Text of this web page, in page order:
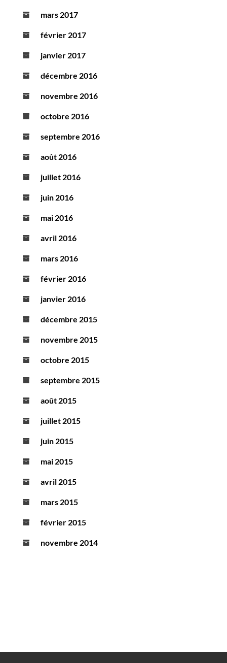
mars 2017
février 2017
janvier 2017
décembre 2016
novembre 2016
octobre 2016
septembre 2016
août 2016
juillet 2016
juin 2016
mai 2016
avril 2016
mars 2016
février 2016
janvier 2016
décembre 2015
novembre 2015
octobre 2015
septembre 2015
août 2015
juillet 2015
juin 2015
mai 2015
avril 2015
mars 2015
février 2015
novembre 2014